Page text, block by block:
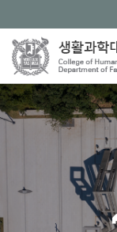
로
메
뉴